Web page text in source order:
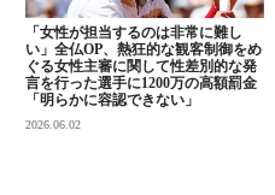
「女性が担当するのは非常に難し
い」全仏OP、熱狂的な観客制御をめ
ぐる女性主審に関して性差別的な発
言を行った選手に1200万の高額罰金
「明らかに容認できない」
2026.06.02